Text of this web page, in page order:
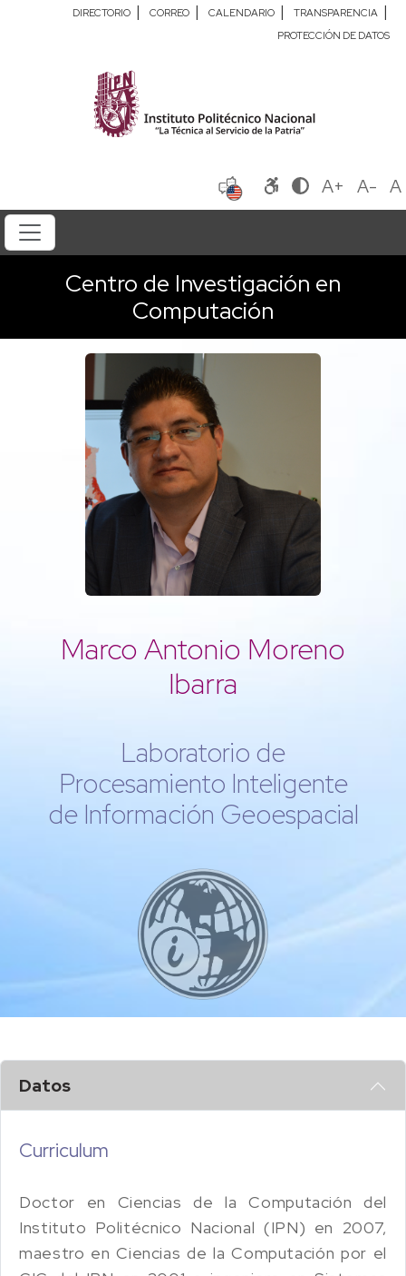
DIRECTORIO | CORREO | CALENDARIO | TRANSPARENCIA |
PROTECCIÓN DE DATOS
A+ A- A
Centro de Investigación en
Computación
Marco Antonio Moreno
Ibarra
Laboratorio de
Procesamiento Inteligente
de Información Geoespacial
Datos
Curriculum
Doctor en Ciencias de la Computación del
Instituto Politécnico Nacional (IPN) en 2007,
maestro en Ciencias de la Computación por el